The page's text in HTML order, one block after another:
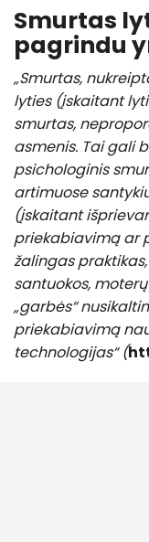
Smurtas
pagrindu
„Smurtas,
lyties (įskaitant
smurtas,
asmenis. Tai gali
psichologinis
artimuose
(įskaitant
priekabiavimą ar
žalingas
santuokos,
„garbės“
priekabiavimą
technologijas“ (